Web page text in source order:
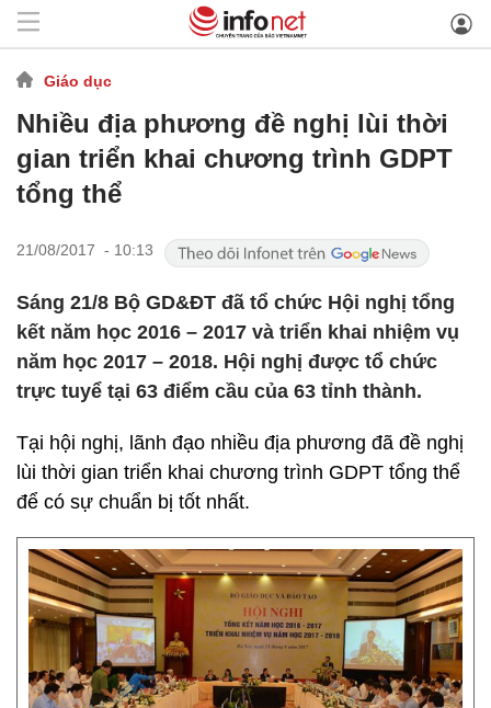
Giáo dục
Nhiều địa phương đề nghị lùi thời
gian triển khai chương trình GDPT
tổng thể
21/08/2017 - 10:13
Sáng 21/8 Bộ GD&ĐT đã tổ chức Hội nghị tổng
kết năm học 2016 – 2017 và triển khai nhiệm vụ
năm học 2017 – 2018. Hội nghị được tổ chức
trực tuyể tại 63 điểm cầu của 63 tỉnh thành.
Tại hội nghị, lãnh đạo nhiều địa phương đã đề nghị
lùi thời gian triển khai chương trình GDPT tổng thể
để có sự chuẩn bị tốt nhất.